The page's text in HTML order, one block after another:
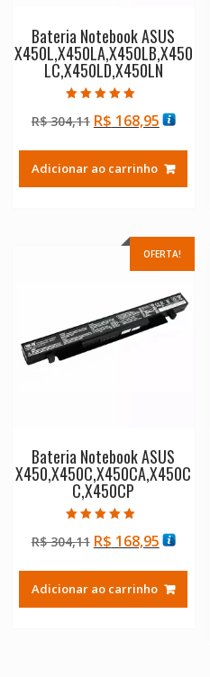
Bateria Notebook ASUS
X450L,X450LA,X450LB,X450
LC,X450LD,X450LN
5.00
de 5
R$304,11 O
original
era:
R$ 168,95O
atual
é:
Adicionar ao carrinho
OFERTA!
Bateria Notebook ASUS
X450,X450C,X450CA,X450C
C,X450CP
5.00
de 5
R$304,11 O
original
era:
R$ 168,95O
atual
é:
Adicionar ao carrinho